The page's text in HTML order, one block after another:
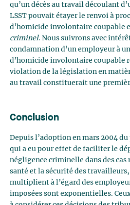
qu’un décès au travail découlant
LSST pouvait étayer le renvoi à
d’homicide involontaire coupable
criminel. Nous suivrons avec
condamnation d’un employeur à
d’homicide involontaire coupable
violation de la législation en
au travail constituerait une
Conclusion
Depuis l’adoption en mars 2004
qui a eu pour effet de faciliter le
négligence criminelle dans des cas
santé et la sécurité des
multiplient à l’égard des
imposées sont exponentielles.